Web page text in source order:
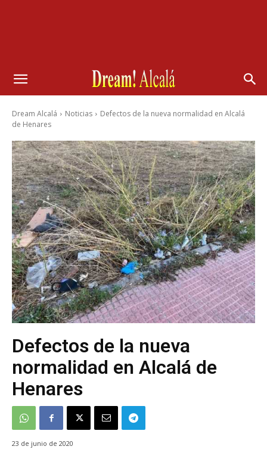
Dream Alcalá Noticias
Defectos de la nueva normalidad en Alcalá
de Henares
Defectos de la nueva
normalidad en Alcalá de
Henares
23 de junio de 2020